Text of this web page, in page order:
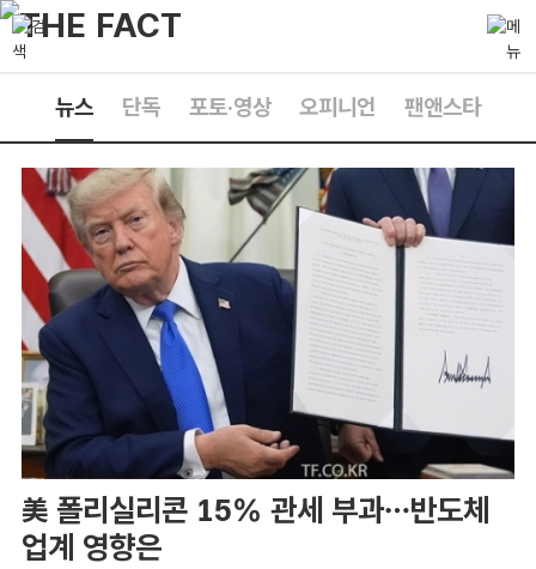
뉴스 단독 포토·영상 오피니언 팬앤스타
美 폴리실리콘 15% 관세 부과…반도체
업계 영향은